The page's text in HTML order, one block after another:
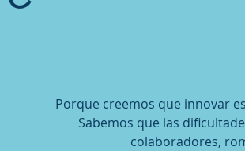
Porque creemos que innovar
Sabemos que las
colaboradores,